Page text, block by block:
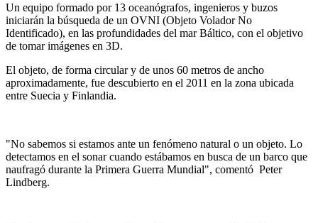
Un equipo formado por 13 oceanógrafos, ingenieros y buzos
iniciarán la búsqueda de un OVNI (Objeto Volador No
Identificado), en las profundidades del mar Báltico, con el objetivo
de tomar imágenes en 3D.
El objeto, de forma circular y de unos 60 metros de ancho
aproximadamente, fue descubierto en el 2011 en la zona ubicada
entre Suecia y Finlandia.
"No sabemos si estamos ante un fenómeno natural o un objeto. Lo
detectamos en el sonar cuando estábamos en busca de un barco que
naufragó durante la Primera Guerra Mundial", comentó Peter
Lindberg.